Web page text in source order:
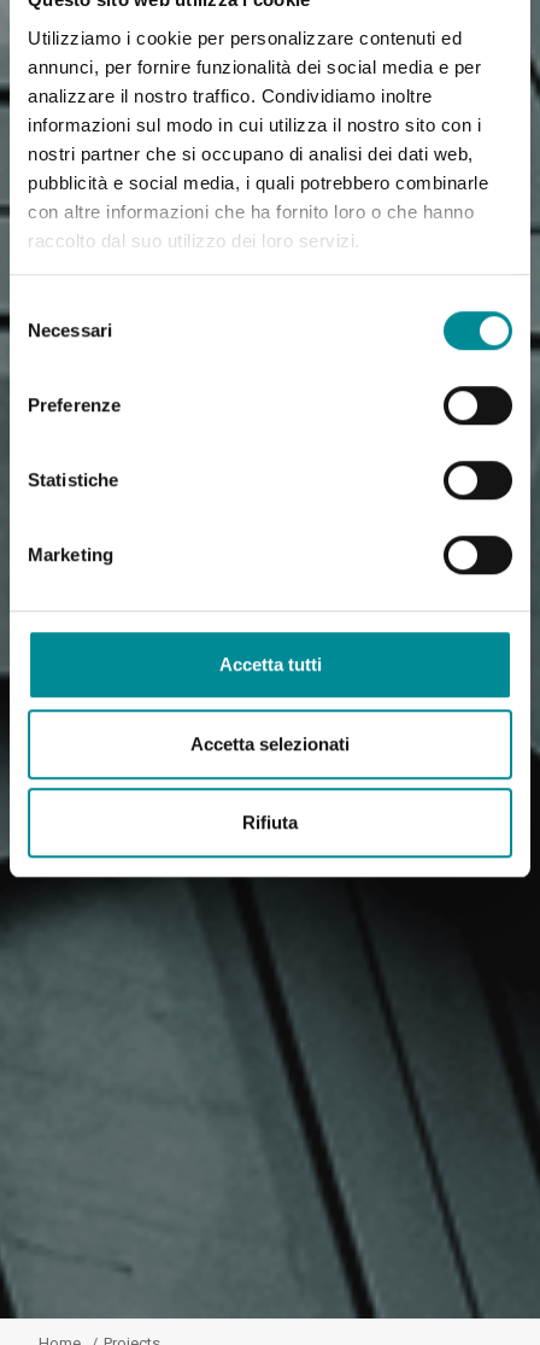
Utilizziamo i cookie per personalizzare contenuti ed
annunci, per fornire funzionalità dei social media e per
analizzare il nostro traffico. Condividiamo inoltre
informazioni sul modo in cui utilizza il nostro sito con i
nostri partner che si occupano di analisi dei dati web,
pubblicità e social media, i quali potrebbero combinarle
con altre informazioni che ha fornito loro o che hanno
raccolto dal suo utilizzo dei loro servizi.
delNecessari
Preferenze
Statistiche
Marketing
Accetta tutti
Accetta selezionati
Rifiuta